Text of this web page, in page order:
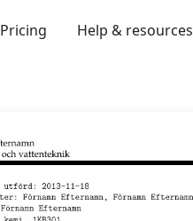
Pricing Help & resources